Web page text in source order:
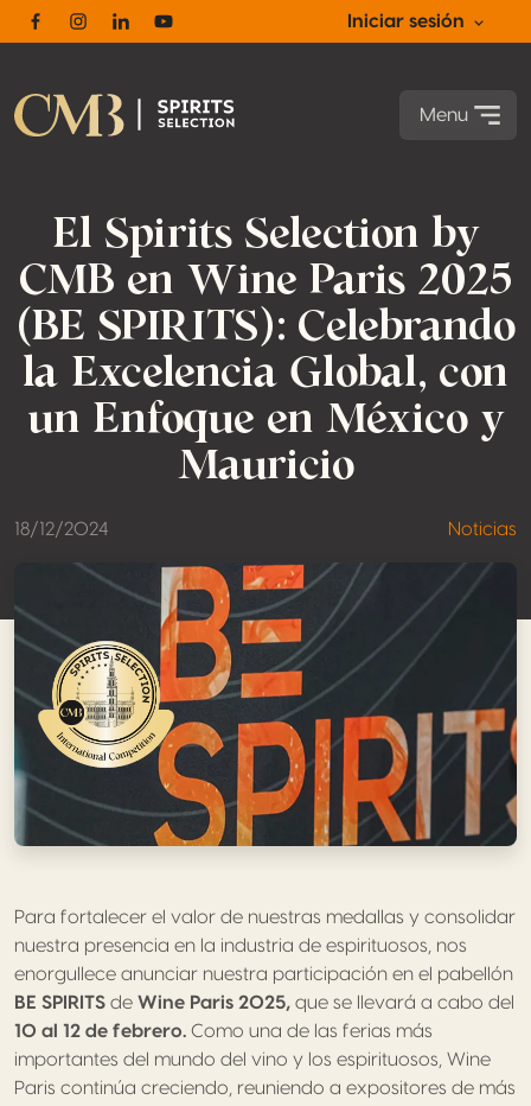
FacebookInstagram
LinkedinYoutube
Iniciar sesión
Menu
El Spirits Selection by
CMB en Wine Paris 2025
(BE SPIRITS): Celebrando
la Excelencia Global, con
un Enfoque en México y
Mauricio
18/12/2024 Noticias
Para fortalecer el valor de nuestras medallas y consolidar
nuestra presencia en la industria de espirituosos, nos
enorgullece anunciar nuestra participación en el pabellón
BE SPIRITS de Wine Paris 2025, que se llevará a cabo del
10 al 12 de febrero. Como una de las ferias más
importantes del mundo del vino y los espirituosos, Wine
Paris continúa creciendo, reuniendo a expositores de más